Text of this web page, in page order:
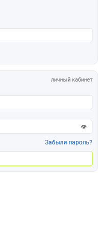
личный кабинет
👁
Забыли пароль?